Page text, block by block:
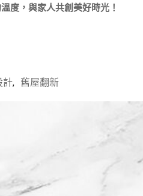
度，與家人共創美好時光！
計, 舊屋翻新